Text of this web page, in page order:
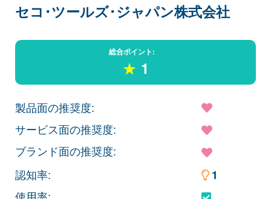
セコ･ツールズ･ジャパン株式会社
総合ポイント:
★ 1
製品面の推奨度:
サービス面の推奨度:
ブランド面の推奨度:
認知率:
使用率:
1